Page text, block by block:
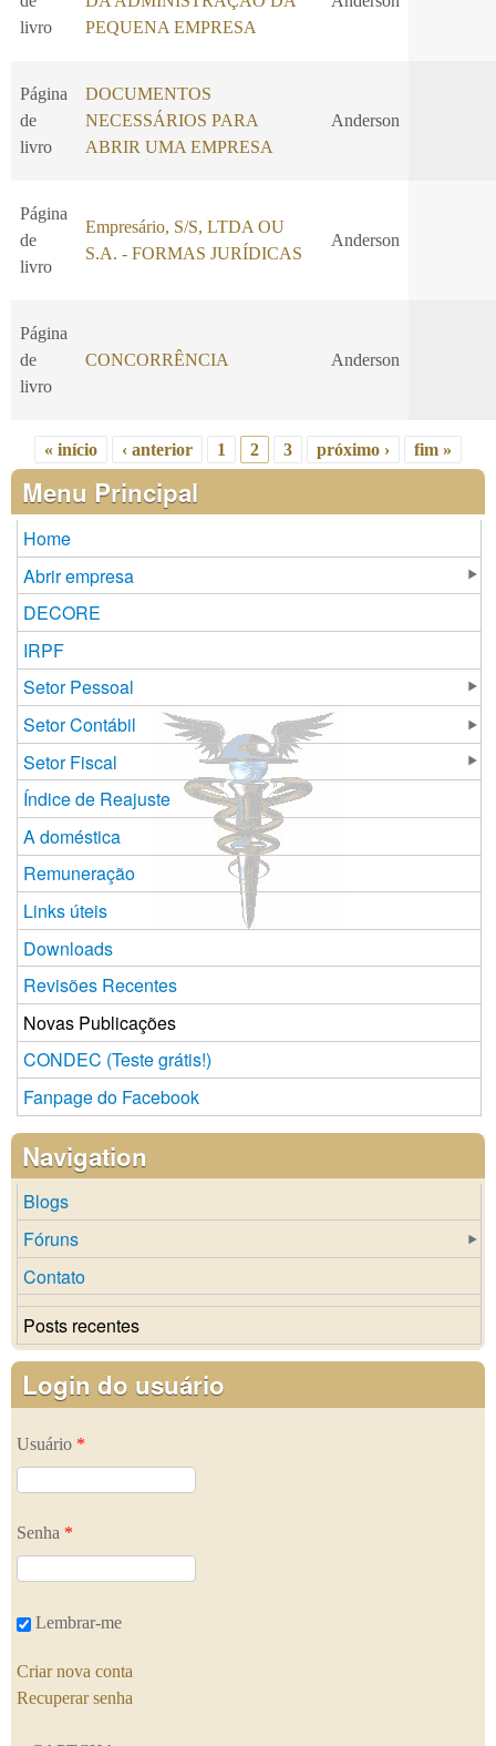
livro
PEQUENA EMPRESA
Página
de
livro
DOCUMENTOS
NECESSÁRIOS PARA
ABRIR UMA EMPRESA
Anderson
Página
de
livro
Empresário, S/S, LTDA OU
S.A. - FORMAS JURÍDICAS
Anderson
Página
de
livro
CONCORRÊNCIA Anderson
Páginas
« início ‹ anterior 1 2 3 próximo › fim »
Menu Principal
Home
Abrir empresa
DECORE
IRPF
Setor Pessoal
Setor Contábil
Setor Fiscal
Índice de Reajuste
A doméstica
Remuneração
Links úteis
Downloads
Revisões Recentes
Novas Publicações
CONDEC (Teste grátis!)
Fanpage do Facebook
Navigation
Blogs
Fóruns
Contato
Posts recentes
Login do usuário
Usuário *
Senha *
Lembrar-me
Criar nova conta
Recuperar senha